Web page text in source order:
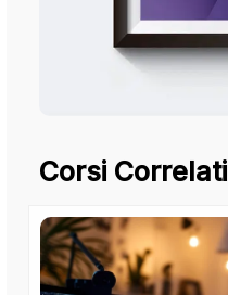
Corsi Correlati